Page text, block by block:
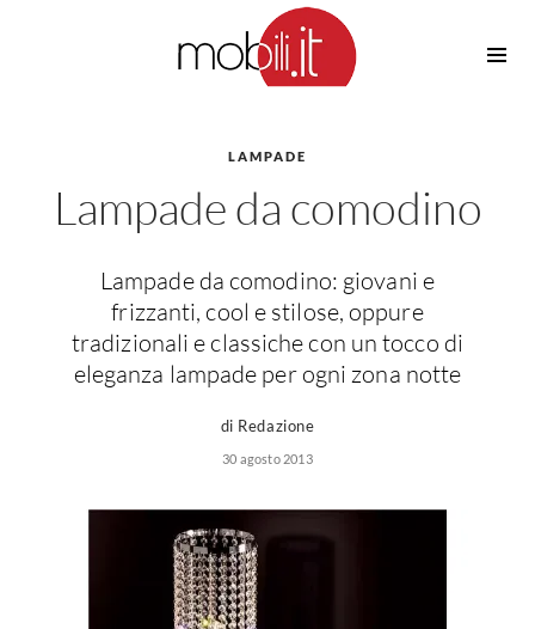
Cucine Moderne
Cucine Classiche
Cucine Country
Cucine Monoblocco
Consigli Cucine
Attrezzature Interne
Piani cottura
Lavastoviglie
Irrigazione
Casette in Legno
Ombrelloni
Pergole
Giardinaggio
LAMPADE
Lampade da comodino
Lampade da comodino: giovani e
frizzanti, cool e stilose, oppure
tradizionali e classiche con un tocco di
eleganza lampade per ogni zona notte
di Redazione
30 agosto 2013